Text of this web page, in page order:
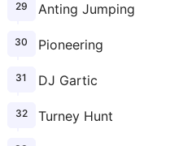
Anting Jumping
Pioneering
DJ Gartic
Turney Hunt